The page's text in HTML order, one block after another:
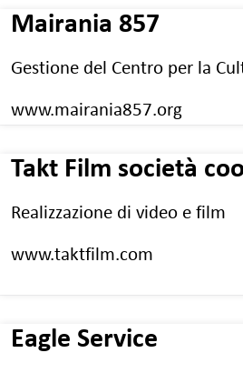
Mairania 857
Gestione del Centro per la
www.mairania857.org
Takt Film società
Realizzazione di video e film
www.taktfilm.com
Eagle Service